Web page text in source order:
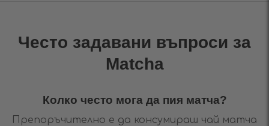
Често задавани въпроси за
Matcha
Колко често мога да пия матча?
Препоръчително е да консумираш чай матча